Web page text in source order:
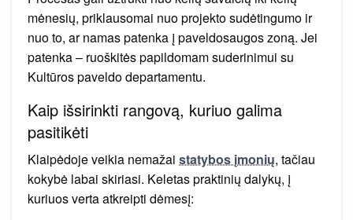
mėnesių, priklausomai nuo projekto sudėtingumo ir
nuo to, ar namas patenka į paveldosaugos zoną. Jei
patenka – ruoškitės papildomam suderinimui su
Kultūros paveldo departamentu.
Kaip išsirinkti rangovą, kuriuo galima
pasitikėti
Klaipėdoje veikia nemažai statybos įmonių, tačiau
kokybė labai skiriasi. Keletas praktinių dalykų, į
kuriuos verta atkreipti dėmesį: